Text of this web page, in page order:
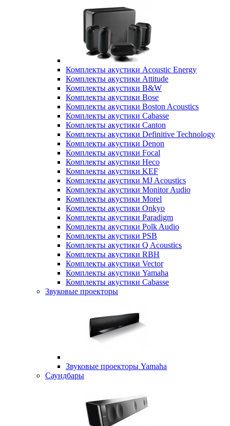
Комплекты акустики Acoustic Energy
Комплекты акустики Attitude
Комплекты акустики B&W
Комплекты акустики Bose
Комплекты акустики Boston Acoustics
Комплекты акустики Cabasse
Комплекты акустики Canton
Комплекты акустики Definitive Technology
Комплекты акустики Denon
Комплекты акустики Focal
Комплекты акустики Heco
Комплекты акустики KEF
Комплекты акустики MJ Acoustics
Комплекты акустики Monitor Audio
Комплекты акустики Morel
Комплекты акустики Onkyo
Комплекты акустики Paradigm
Комплекты акустики Polk Audio
Комплекты акустики PSB
Комплекты акустики Q Acoustics
Комплекты акустики RBH
Комплекты акустики Vector
Комплекты акустики Yamaha
Комплекты акустики Сabasse
Звуковые проекторы
Звуковые проекторы Yamaha
Саундбары